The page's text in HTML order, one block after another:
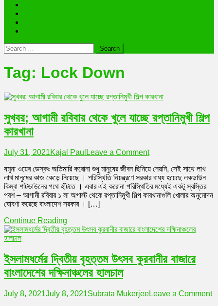
Search
for:
Tag: Lock Down
সুখবর; আগামী রবিবার থেকে খুলে যাচ্ছে রপ্তানিমুখী শিল্প
কারখানা
July 31, 2021Kajal Paul Leave a Commenton
আগামী
রবিবার
থেকে
খুলে
কারখানা
যমুনা ওয়েব ডেস্কঃ অতিমারি করোনা শুধু মানুষের জীবন ছিনিয়ে নেয়নি, সেই সাথে লাখ
লাখ মানুষের কাজ কেড়ে নিয়েছে । পরিস্থিতি নিয়ন্ত্রণে সরকার বাধ্য হয়েছে লকডাউন
কিম্বা শাটডাউনের পথে হাঁটতে । এবার এই করোনা পরিস্থিতির মধ্যেই একটু স্বস্তির
পরশ – আগামী রবিবার ১ লা অগাস্ট থেকে রপ্তানিমুখী শিল্প কারখানাগুলি খোলার অনুমোদন
ঘোষণা করেছে বাংলাদেশ সরকার । […]
Continue Reading
ইসলামধর্মের দ্বিতীয় বৃহত্তম উৎসব কুরবানীর বাজারে
বাংলাদেশের দক্ষিনাঞ্চলের হালচাল
July 8, 2021July 8, 2021Subrata MukerjeeLeave a Comment